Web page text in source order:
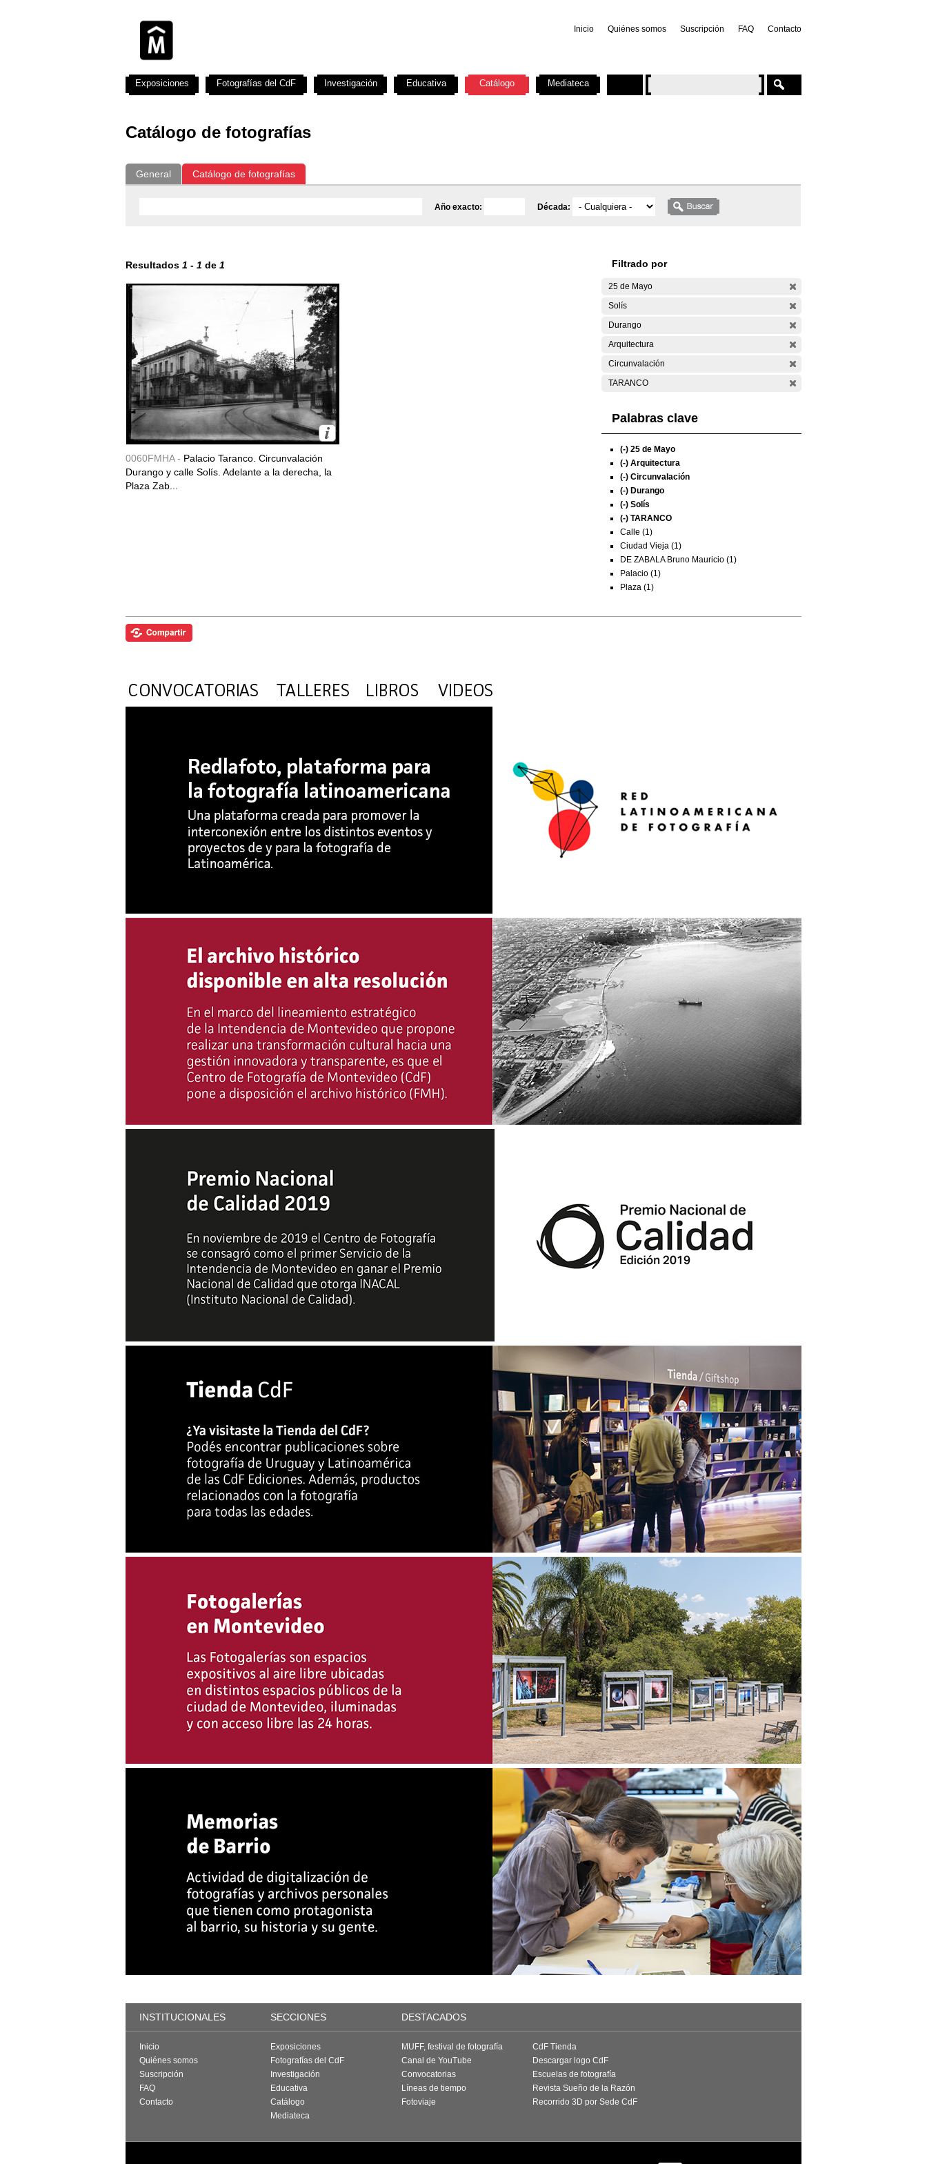
Inicio Quiénes somos Suscripción FAQ Contacto
Catálogo de fotografías
General Catálogo de fotografías
Año exacto: Década:
Resultados 1 - 1 de 1
0060FMHA - Palacio Taranco. Circunvalación
Durango y calle Solís. Adelante a la derecha, la
Plaza Zab...
Filtrado por
25 de Mayo
Solís
Durango
Arquitectura
Circunvalación
TARANCO
Palabras clave
(-) 25 de Mayo
(-) Arquitectura
(-) Circunvalación
(-) Durango
(-) Solís
(-) TARANCO
Calle (1)
Ciudad Vieja (1)
DE ZABALA Bruno Mauricio (1)
Palacio (1)
Plaza (1)
Exposiciones Fotografías del CdF Investigación Educativa Catálogo Mediateca
INSTITUCIONALES SECCIONES DESTACADOS
Inicio
Quiénes somos
Suscripción
FAQ
Contacto
Exposiciones
Fotografías del CdF
Investigación
Educativa
Catálogo
Mediateca
MUFF, festival de fotografía
Canal de YouTube
Convocatorias
Líneas de tiempo
Fotoviaje
CdF Tienda
Descargar logo CdF
Escuelas de fotografía
Revista Sueño de la Razón
Recorrido 3D por Sede CdF